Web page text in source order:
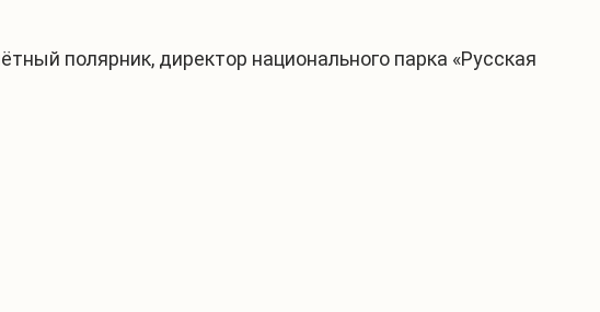
полярник, директор национального парка «Русская